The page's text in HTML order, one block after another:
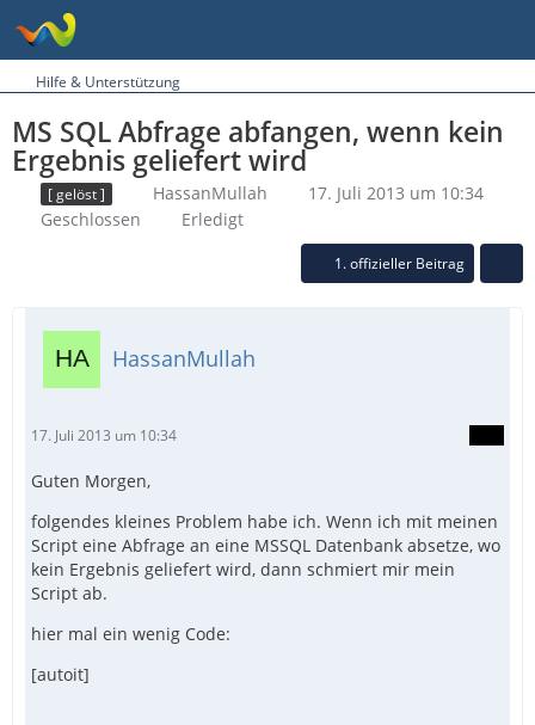
Hilfe & Unterstützung
MS SQL Abfrage abfangen, wenn kein
Ergebnis geliefert wird
[ gelöst ] HassanMullah
17. Juli 2013 um 10:34
Geschlossen
Erledigt
1. offizieller Beitrag
HassanMullah
17. Juli 2013 um 10:34
Guten Morgen,
folgendes kleines Problem habe ich. Wenn ich mit meinen
Script eine Abfrage an eine MSSQL Datenbank absetze, wo
kein Ergebnis geliefert wird, dann schmiert mir mein
Script ab.
hier mal ein wenig Code:
[autoit]